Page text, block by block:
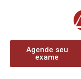
Agende seu
exame